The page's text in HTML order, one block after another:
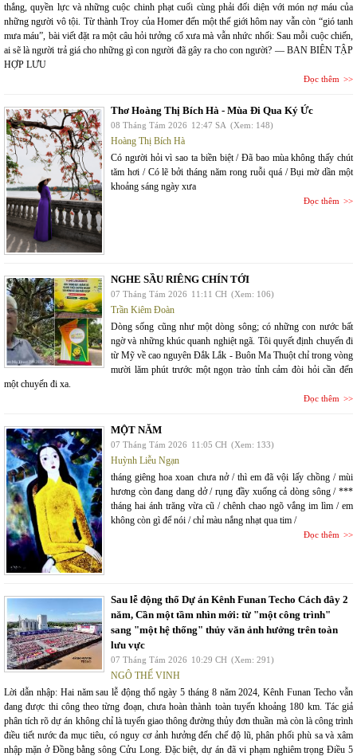
thắng, quyền lực và những cuộc chinh phạt cuối cùng phải đối diện với món nợ máu của
những người vô tội. Từ thành Troy của Homer đến một thế giới hôm nay vẫn còn “gió tanh
mưa máu”, bài viết đặt ra một câu hỏi tưởng cổ xưa mà vẫn nhức nhối: Sau mỗi cuộc chiến,
ai sẽ là người trả giá cho những gì con người đã gây ra cho con người? — BAN BIÊN TẬP
HỢP LƯU
Đọc thêm
Thơ Hoàng Thị Bích Hà - Mùa Đi Qua Ký Ức
08 Tháng Tám 2026 12:47 SA (Xem: 148)
Hoàng Thị Bích Hà
Có người hỏi vì sao ta biền biệt / Đã bao mùa không thấy chút
tăm hơi / Có lẽ bởi tháng năm rong ruỗi quá / Bụi mờ dần một
khoảng sáng ngày xưa
Đọc thêm
NGHE SẦU RIÊNG CHÍN TỚI
07 Tháng Tám 2026 11:11 CH (Xem: 106)
Trần Kiêm Đoàn
Dòng sống cũng như một dòng sông; có những con nước bất
ngờ và những khúc quanh nghiệt ngã. Tôi quyết định chuyến đi
từ Mỹ về cao nguyên Đắk Lắk - Buôn Ma Thuột chỉ trong vòng
mười lăm phút trước một ngọn trào tỉnh cảm đòi hỏi cần đến
một chuyến đi xa.
Đọc thêm
MỘT NĂM
07 Tháng Tám 2026 11:05 CH (Xem: 133)
Huỳnh Liễu Ngạn
tháng giêng hoa xoan chưa nở / thì em đã vội lấy chồng / mùi
hương còn đang dang dở / rụng đầy xuống cả dòng sông / ***
tháng hai ánh trăng vừa cũ / chênh chao ngõ vắng im lìm / em
không còn gì để nói / chỉ màu nắng nhạt qua tim /
Đọc thêm
Sau lễ động thổ Dự án Kênh Funan Techo Cách đây 2
năm, Cần một tầm nhìn mới: từ "một công trình"
sang "một hệ thống" thủy văn ảnh hưởng trên toàn
lưu vực
07 Tháng Tám 2026 10:29 CH (Xem: 291)
NGÔ THẾ VINH
Lời dẫn nhập: Hai năm sau lễ động thổ ngày 5 tháng 8 năm 2024, Kênh Funan Techo vẫn
đang được thi công theo từng đoạn, chưa hoàn thành toàn tuyến khoảng 180 km. Tác giả
phân tích rõ dự án không chỉ là tuyến giao thông đường thủy đơn thuần mà còn là công trình
điều tiết nước đa mục tiêu, có nguy cơ ảnh hưởng đến chế độ lũ, phân phối phù sa và xâm
nhập mặn ở Đồng bằng sông Cửu Long. Đặc biệt, dự án đã vi phạm nghiêm trọng Điều 5